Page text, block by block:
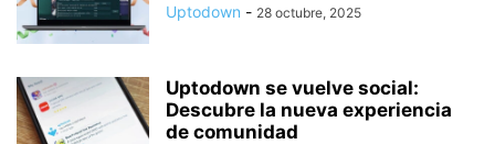
Uptodown - 28 octubre, 2025
Uptodown se vuelve social:
Descubre la nueva experiencia
de comunidad